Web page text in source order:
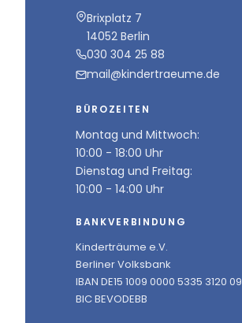
Brixplatz 7
14052 Berlin
030 304 25 88
mail@kindertraeume.de
BÜROZEITEN
Montag und Mittwoch:
10:00 - 18:00 Uhr
Dienstag und Freitag:
10:00 - 14:00 Uhr
BANKVERBINDUNG
Kinderträume e.V.
Berliner Volksbank
IBAN DE15 1009 0000 5335 3120 09
BIC BEVODEBB